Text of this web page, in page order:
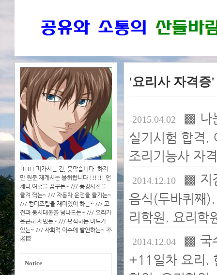
!!!!!! 퍼가시는 건, 못막습니다. 하지
만 원문 재게시는 불허합니다 !!!!!! 언
제나 여행을 꿈꾸는~ /// 풍경사진을
즐겨 찍는~ /// 자동차 운전을 즐기는~
/// 컴터조립을 재미있어 하는~ /// 고
전과 동시대물을 넘나드는~ /// 요리가
은근히 재밌는~ /// 편식하는 미드가
있는~ /// 사회적 이슈에 발언하는~ 不
老巨
Notice
'요리사 자격
2015.04.02 ▩ 나
실기시험 합격.
조리기능사 자
2014.12.10 ▩ 지
음식(두바퀴째
리학원. 요리
2014.12.04 ▩ 국
+11일차 요리.